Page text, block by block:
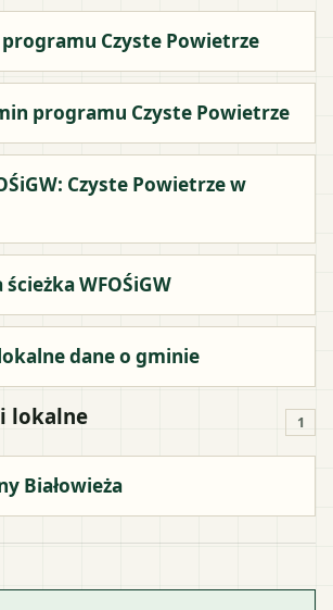
Czyste Powietrze
programu Czyste Powietrze
Czyste Powietrze w
WFOŚiGW
dane o gminie
lokalne 1
Białowieża